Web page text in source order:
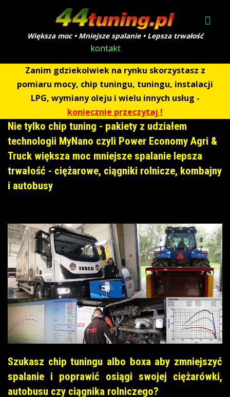
Większa moc • Mniejsze spalanie • Lepsza trwałość
kontakt
Zanim gdziekolwiek na rynku skorzystasz z
pomiaru mocy, chip tuningu, tuningu, instalacji
LPG, wymiany oleju i wielu innych usług -
koniecznie przeczytaj !
Nie tylko chip tuning - pakiety z udziałem
technologii MyNano czyli Power Economy Agri &
Truck większa moc mniejsze spalanie lepsza
trwałość - ciężarowe, ciągniki rolnicze, kombajny
i autobusy
Szukasz chip tuningu albo boxa aby zmniejszyć
spalanie i poprawić osiągi swojej ciężarówki,
autobusu czy ciągnika rolniczego?